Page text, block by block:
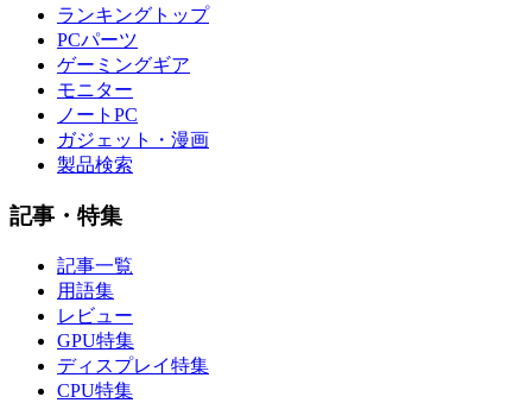
ランキングトップ
PCパーツ
ゲーミングギア
モニター
ノートPC
ガジェット・漫画
製品検索
記事・特集
記事一覧
用語集
レビュー
GPU特集
ディスプレイ特集
CPU特集